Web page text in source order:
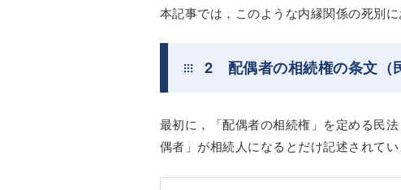
本記事では，このような内縁関係の死別
2 配偶者の相続権の条文（
最初に，「配偶者の相続権」を定める民
偶者」が相続人になるとだけ記述されてい